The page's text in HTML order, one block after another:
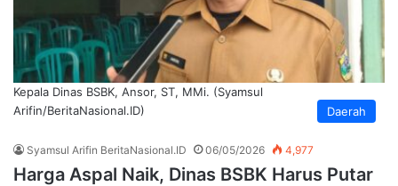
Daerah
Kepala Dinas BSBK, Ansor, ST, MMi. (Syamsul
Arifin/BeritaNasional.ID)
Syamsul Arifin BeritaNasional.ID 06/05/2026 4,977
Harga Aspal Naik, Dinas BSBK Harus Putar